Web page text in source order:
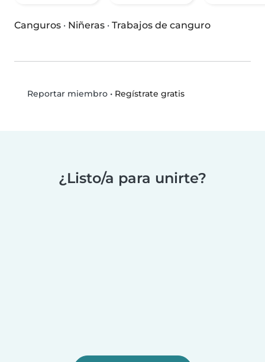
Canguros · Niñeras · Trabajos de canguro
Reportar miembro• Regístrate gratis
¿Listo/a para unirte?